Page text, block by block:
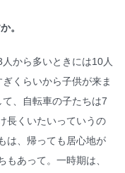
。
から多いときには10人
くらいから子供が来ま
、自転車の子たちは7
長くいたいっていうの
は、帰っても居心地が
あって。一時期は、